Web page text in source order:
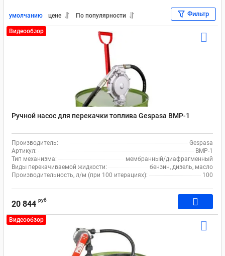
умолчанию цене По популярности Фильтр
Видеообзор
Ручной насос для перекачки топлива Gespasa BMP-1
Производитель:
Gespasa
Артикул:
BMP-1
Тип механизма:
мембранный/диафрагменный
Виды перекачиваемой жидкости:
бензин, дизель, масло
Производительность, л/м (при 100 итерациях):
100
20 844 руб
Видеообзор